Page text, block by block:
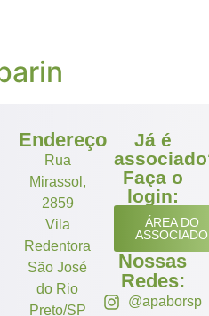
Endereço
Rua
Mirassol,
2859
Vila
Redentora
São José
do Rio
Preto/SP
Já é
Faça o
login:
ÁREA DO
ASSOCIADO
Nossas
Redes:
@apaborsp